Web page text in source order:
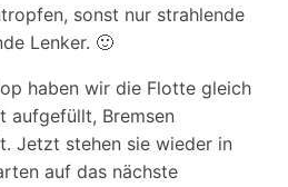
sonst nur strahlende
Lenker. 🙂
haben wir die Flotte gleich
aufgefüllt, Bremsen
Jetzt stehen sie wieder in
auf das nächste